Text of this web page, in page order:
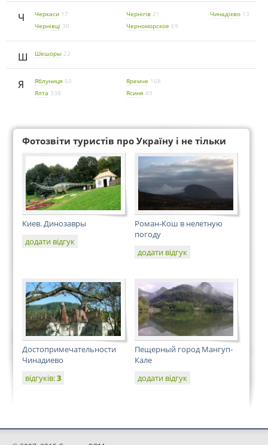
Ч Черкаси 17
Чернівці 30
Чернігів 21
Черноморское 69
Чинадієво 13
Ш Шешоры 22
Я Яблуниця 60
Ялта 338
Яремче 168
Ясиня 49
Фотозвіти туристів про Україну і не тільки
Киев. Динозавры
додати відгук
Роман-Кош в нелетную
погоду
додати відгук
Достопримечательности
Чинадиево
відгуків:3
Пещерный город Мангуп-
Кале
додати відгук